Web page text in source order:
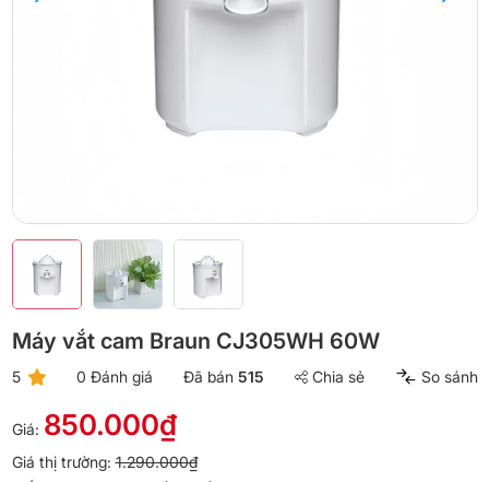
Máy vắt cam Braun CJ305WH 60W
5 0 Đánh giá Đã bán 515 Chia sẻ So sánh
Giá: 850.000₫
Giá thị trường:1.290.000₫